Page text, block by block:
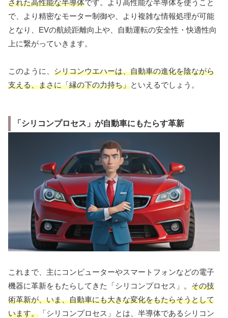
された高性能な半導体です。より高性能な半導体を使うこと
で、より精密なモーター制御や、より複雑な情報処理が可能
となり、EVの航続距離向上や、自動運転の安全性・快適性向
上に繋がっていきます。
このように、 シリコンウエハーは、自動車の進化を陰ながら
支える、まさに「縁の下の力持ち」といえるでしょう。
「シリコンプロセス」が自動車にもたらす革新
これまで、主にコンピューターやスマートフォンなどの電子
機器に革新をもたらしてきた「シリコンプロセス」。 その技
術革新が、いま、自動車にも大きな変化をもたらそうとして
います。 「シリコンプロセス」とは、半導体であるシリコン